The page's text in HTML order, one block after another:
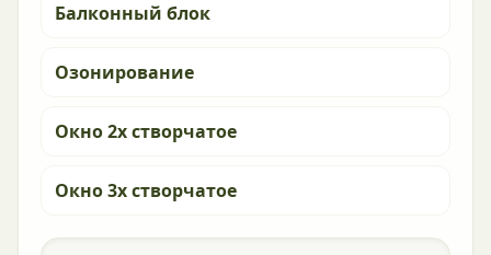
Балконный блок
Озонирование
Окно 2х створчатое
Окно 3х створчатое